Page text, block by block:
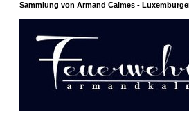
Sammlung von Armand Calmes -